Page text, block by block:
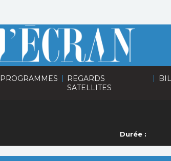
PROGRAMMES | REGARDS
SATELLITES
|
Durée :